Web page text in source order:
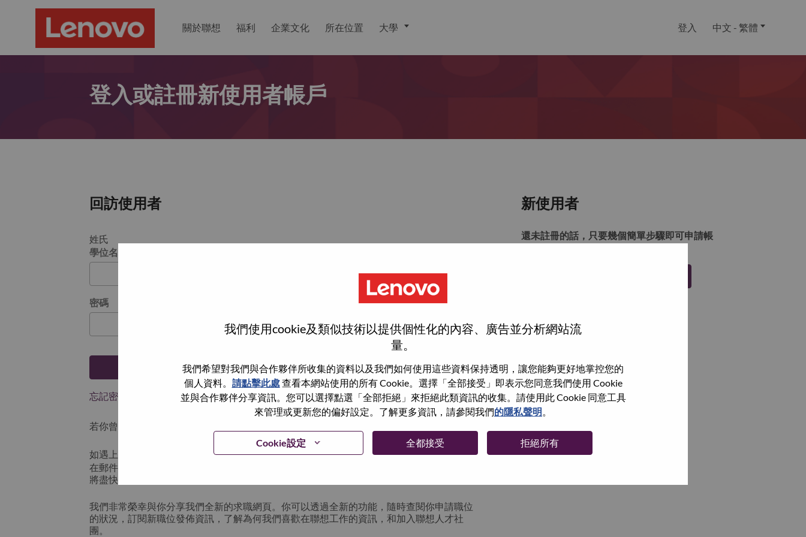
我們使用cookie及類似技術以提供個性化的內容、廣告並分析網站流
量。
我們希望對我們與合作夥伴所收集的資料以及我們如何使用這些資料保持透明，讓您能夠更好地掌控您的
個人資料。 請點擊此處查看本網站使用的所有 Cookie。選擇「全部接受」即表示您同意我們使用 Cookie
並與合作夥伴分享資訊。您可以選擇點選「全部拒絕」來拒絕此類資訊的收集。請使用此 Cookie 同意工具
來管理或更新您的偏好設定。了解更多資訊，請參閱我們的隱私聲明。
Cookie設定 全都接受 拒絕所有
關於聯想 福利 企業文化 所在位置 大學 登入 中文 - 繁體
登入或註冊新使用者帳戶
回訪使用者
姓氏
學位名稱
密碼
登入
忘記密碼了？
若你曾使用你的電子郵件申請我們的職位，你可以選擇”忘記密碼”重新設定你的登入資料
如遇上登入問題，或無法建立帳號。請連絡我們的人力資源部門hrsupport@lenovo.com請
在郵件的主題寫上 “Application login issue” 及在郵件中例明你遇到的問題和附上截圖。我們
將盡快與你聯絡。
我們非常榮幸與你分享我們全新的求職網頁。你可以透過全新的功能，隨時查閱你申請職位
的狀況，訂閱新職位發佈資訊，了解為何我們喜歡在聯想工作的資訊，和加入聯想人才社
團。
新使用者
還未註冊的話，只要幾個簡單步驟即可申請帳